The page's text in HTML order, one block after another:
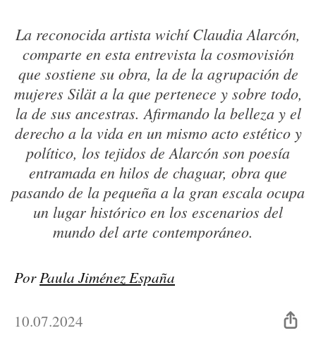
La reconocida artista wichí Claudia Alarcón,
comparte en esta entrevista la cosmovisión
que sostiene su obra, la de la agrupación de
mujeres Silät a la que pertenece y sobre todo,
la de sus ancestras. Afirmando la belleza y el
derecho a la vida en un mismo acto estético y
político, los tejidos de Alarcón son poesía
entramada en hilos de chaguar, obra que
pasando de la pequeña a la gran escala ocupa
un lugar histórico en los escenarios del
mundo del arte contemporáneo.
PorPaula Jiménez España
10.07.2024